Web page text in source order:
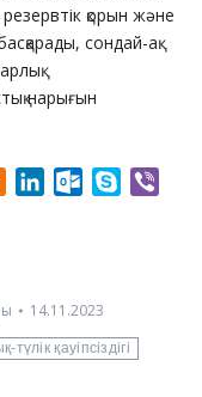
қорын және
сондай-ақ
нарығын
Odnoklassniki
LinkedInOutlook.com
Skype
14.11.2023
түлік қауіпсіздігі